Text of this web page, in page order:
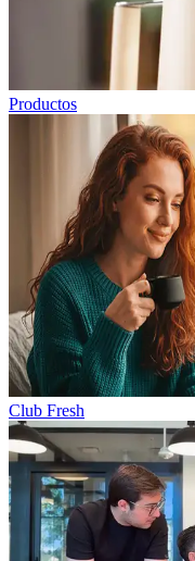
Productos
Club Fresh